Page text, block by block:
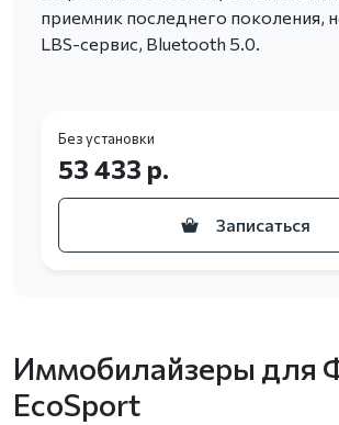
приемник последнего поколения,
LBS-сервис, Bluetooth 5.0.
Без установки
53 433 р.
Записаться
Иммобилайзеры для
EcoSport